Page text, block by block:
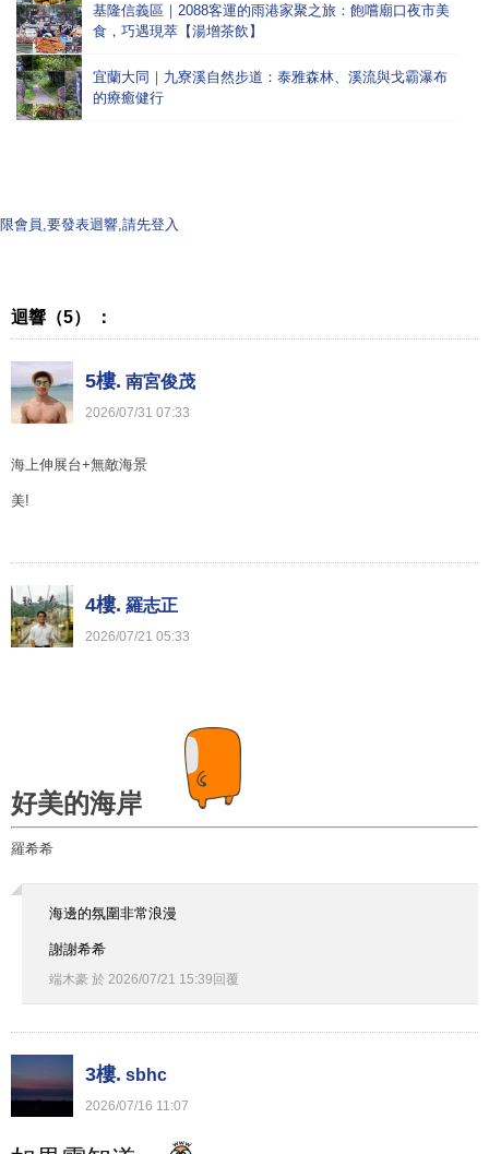
基隆信義區｜2088客運的雨港家聚之旅：飽嚐廟口夜市美
食，巧遇現萃【湯增茶飲】
宜蘭大同｜九寮溪自然步道：泰雅森林、溪流與戈霸瀑布
的療癒健行
限會員,要發表迴響,請先登入
迴響（5） ：
5樓. 南宮俊茂
2026/07/31 07:33
海上伸展台+無敵海景
美!
4樓. 羅志正
2026/07/21 05:33
好美的海岸
羅希希
海邊的氛圍非常浪漫
謝謝希希
端木豪 於 2026/07/21 15:39回覆
3樓. sbhc
2026/07/16 11 :07